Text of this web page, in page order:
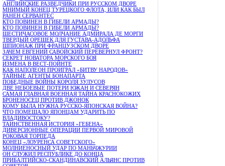
АНГЛИЙСКИЕ РАЗВЕДЧИКИ ПРИ РУССКОМ ДВОРЕ
МНИМЫЙ КОНЕЦ ТУРЕЦКОГО ФЛОТА, ИЛИ КАК БЫЛ
РАНЕН СЕРВАНТЕС
КТО ПОВИНЕН В ГИБЕЛИ АРМАДЫ?
КТО ПОВИНЕН В ГИБЕЛИ АРМАДЫ?
ШЕСТИЧАСОВОЕ МОЛЧАНИЕ АДМИРАЛА ДЕ МОРГИ
ТВЕРДЫЙ ОРЕШЕК ДЛЯ ГУСТАВА-АДОЛЬФА
ШПИОНАЖ ПРИ ФРАНЦУЗСКОМ ДВОРЕ
ЗАЧЕМ ЕВГЕНИЙ САВОЙСКИЙ ПЕРЕВЕРНУЛ ФРОНТ?
СЕКРЕТ НОВАТОРА МОРСКОГО БОЯ
ИЗМЕНА В ВЕСТ-ПОЙНТЕ
КАК НАПОЛЕОН ПРОИГРАЛ «БИТВУ НАРОДОВ»
ТАЙНЫЕ АГЕНТЫ БОНАПАРТА
ПОБЕДНЫЕ ВОЙНЫ КОРОЛЯ ЗУЛУСОВ
ДВЕ НЕБОЕВЫЕ ПОТЕРИ ЮЖАН И СЕВЕРЯН
САМАЯ ГЛАВНАЯ ВОЕННАЯ ТАЙНА КРАСНОКОЖИХ
БРОНЕНОСЕЦ ПРОТИВ ДЖОНОК
КОМУ БЫЛА НУЖНА РУССКО-ЯПОНСКАЯ ВОЙНА?
ЧТО ПОМЕШАЛО ЯПОНЦАМ УДАРИТЬ ПО
ВЛАДИВОСТОКУ?
ТАИНСТВЕННАЯ ИСТОРИЯ «ГЕБЕНА»
ДИВЕРСИОННЫЕ ОПЕРАЦИИ ПЕРВОЙ МИРОВОЙ
РОКОВАЯ ТОРПЕДА
КОНЕЦ «ЛОУРЕНСА СОВЕТСКОГО»
МОЛНИЕНОСНЫЙ УДАР ПО МАНЬЧЖУРИИ
ОН СЛУЖИЛ РЕСПУБЛИКЕ ДО КОНЦА
ПРИБАЛТИЙСКО-СКАНДИНАВСКИЙ АЛЬЯНС ПРОТИВ